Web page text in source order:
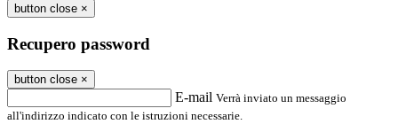
button close ×
Recupero password
button close ×
E-mail Verrà inviato un messaggio
all'indirizzo indicato con le istruzioni necessarie.